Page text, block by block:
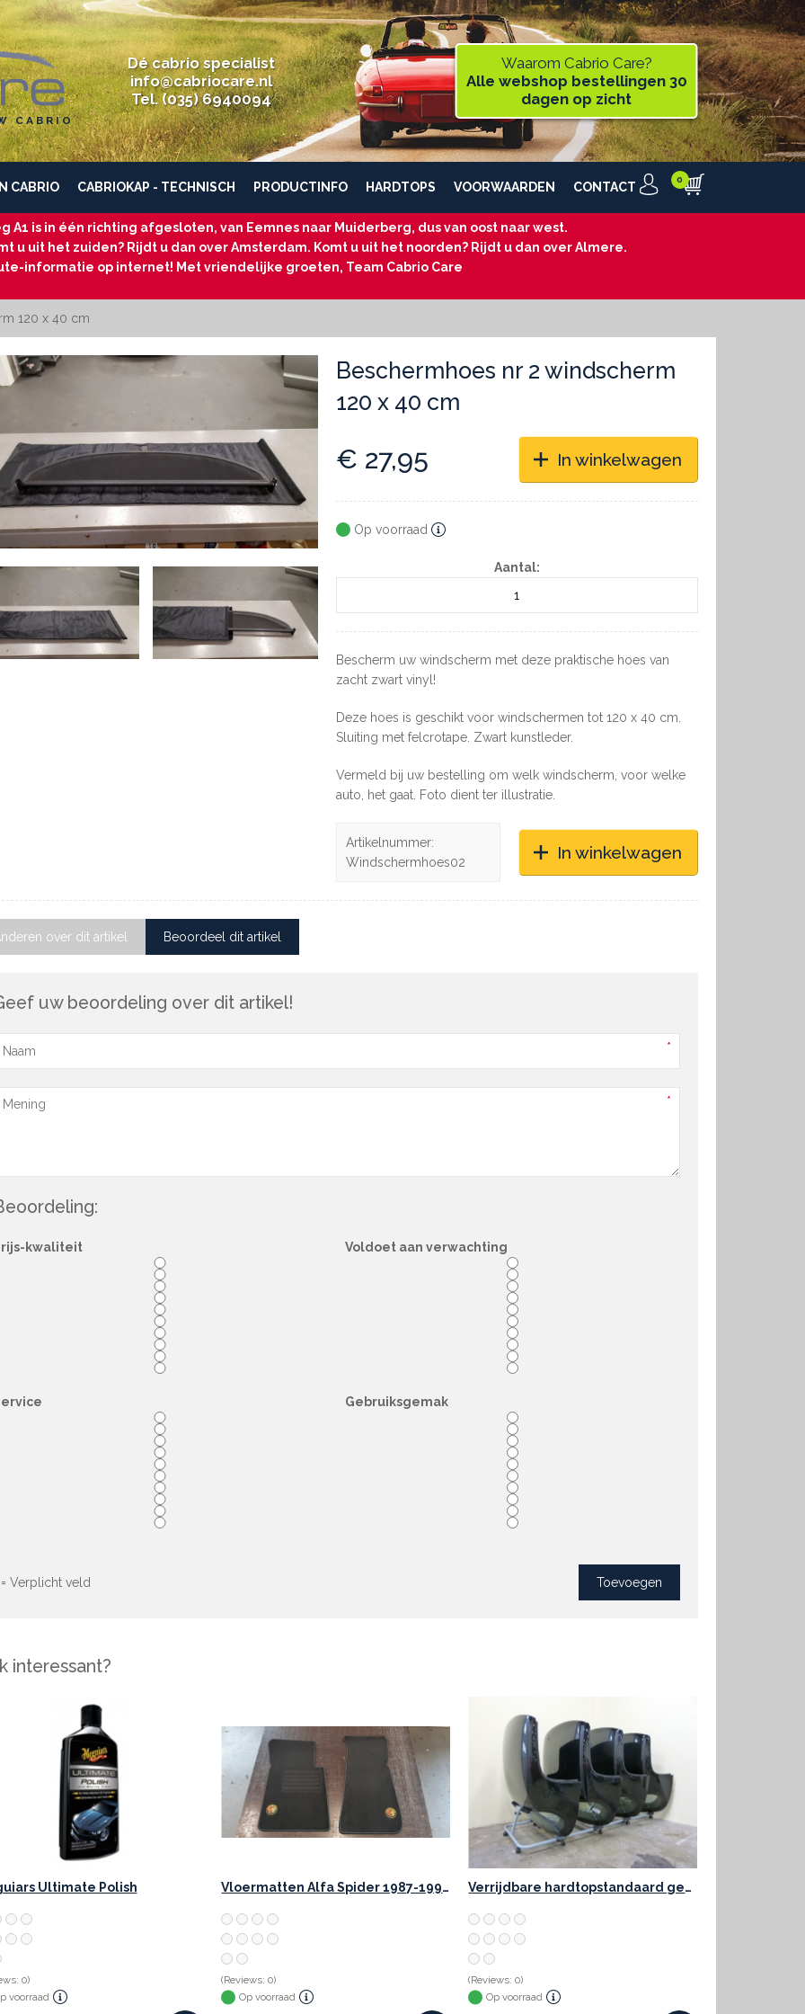
CABRIO
Dé cabrio specialist
info@cabriocare.nl
Tel. (035) 6940094
Waarom Cabrio Care?
Alle webshop bestellingen 30
dagen op zicht
CABRIO CABRIOKAP - TECHNISCH PRODUCTINFO HARDTOPS VOORWAARDEN CONTACT
A1 is in één richting afgesloten, van Eemnes naar Muiderberg, dus van oost naar west.
u uit het zuiden? Rijdt u dan over Amsterdam. Komt u uit het noorden? Rijdt u dan over Almere.
informatie op internet! Met vriendelijke groeten, Team Cabrio Care
120 x 40 cm
Beschermhoes nr 2 windscherm
120 x 40 cm
€ 27,95 In winkelwagen
Op voorraad
Aantal:
Bescherm uw windscherm met deze praktische hoes van
zacht zwart vinyl!
Deze hoes is geschikt voor windschermen tot 120 x 40 cm.
Sluiting met felcrotape. Zwart kunstleder.
Vermeld bij uw bestelling om welk windscherm, voor welke
auto, het gaat. Foto dient ter illustratie.
Artikelnummer:
Windschermhoes02
In winkelwagen
over dit artikel Beoordeel dit artikel
uw beoordeling over dit artikel!
kwaliteit Voldoet aan verwachting
Gebruiksgemak
Verplicht veld
interessant?
Ultimate Polish
0)
voorraad
Vloermatten Alfa Spider 1987-1993 met logo
(Reviews: 0)
Op voorraad
Verrijdbare hardtopstandaard gebruikt BMW
(Reviews: 0)
Op voorraad